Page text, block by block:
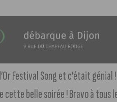
Festival Song et c’était génial
belle soirée ! Bravo à tous